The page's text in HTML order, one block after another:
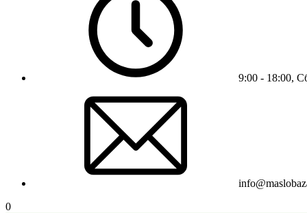
9:00 - 18:00,
0